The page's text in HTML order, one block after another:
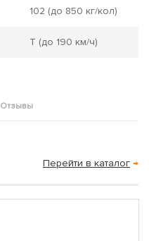
102 (до 850 кг/кол)
T (до 190 км/ч)
Отзывы
Перейти в каталог →